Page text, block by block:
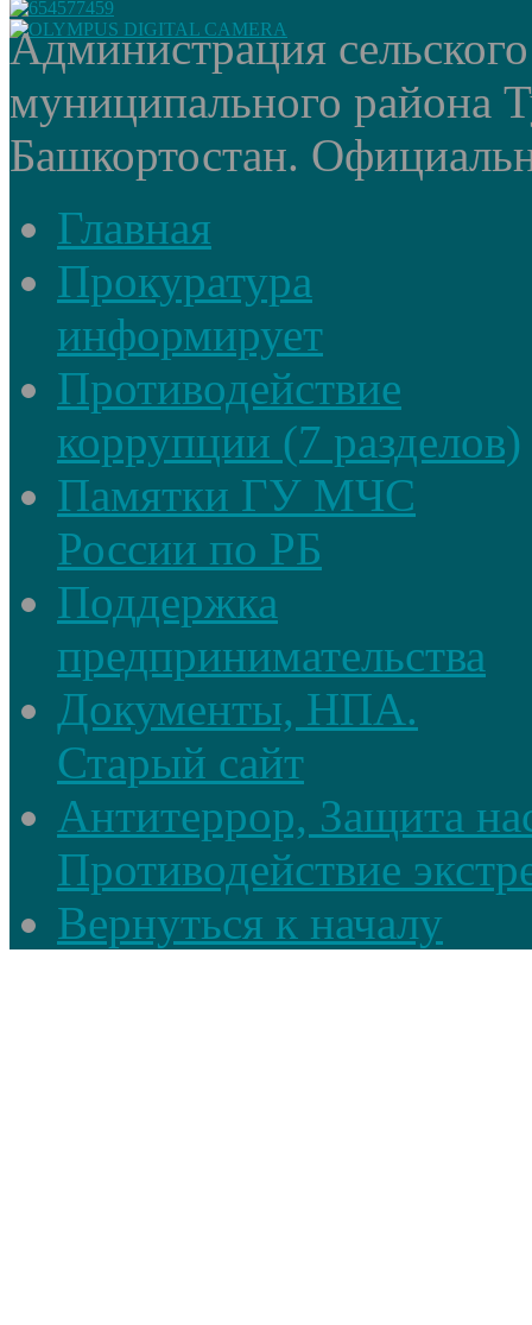
Администрация
муниципального района
Башкортостан.
Главная
Прокуратура
информирует
Противодействие
коррупции (7 разделов)
Памятки ГУ МЧС
России по РБ
Поддержка
предпринимательства
Документы, НПА.
Старый сайт
Антитеррор, Защита
Противодействие
Вернуться к началу